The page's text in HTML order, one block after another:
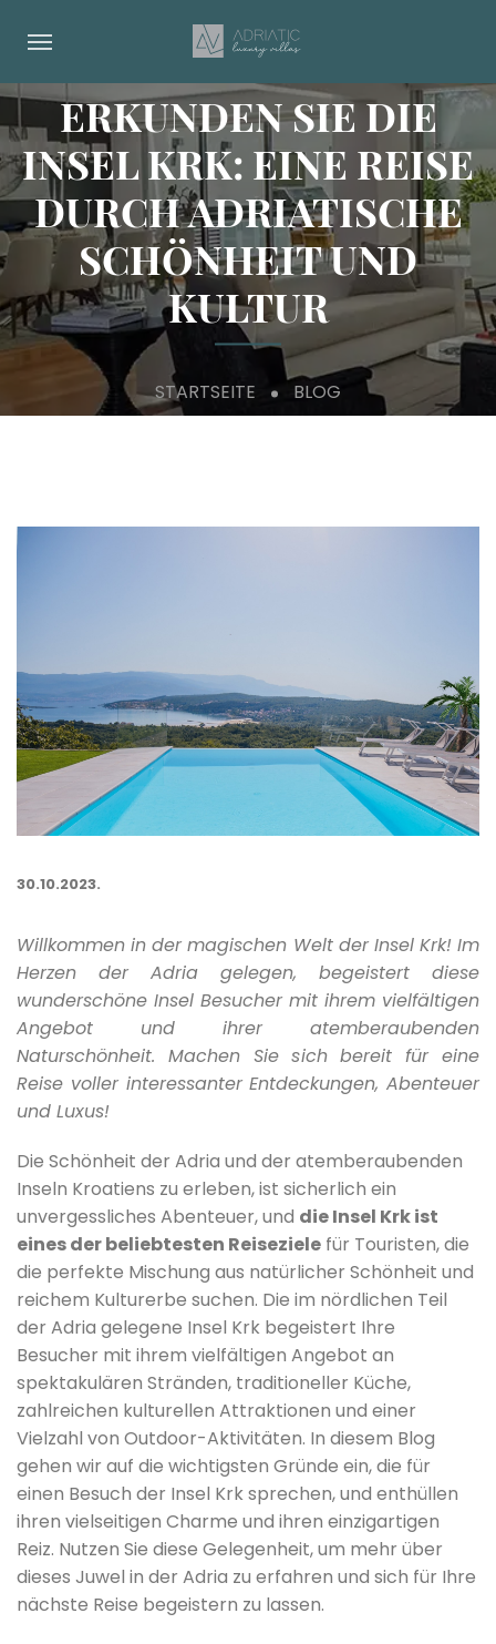
ERKUNDEN SIE DIE
INSEL KRK: EINE REISE
DURCH ADRIATISCHE
SCHÖNHEIT UND
KULTUR
STARTSEITE BLOG
30.10.2023.
Willkommen in der magischen Welt der Insel Krk! Im
Herzen der Adria gelegen, begeistert diese
wunderschöne Insel Besucher mit ihrem vielfältigen
Angebot und ihrer atemberaubenden
Naturschönheit. Machen Sie sich bereit für eine
Reise voller interessanter Entdeckungen, Abenteuer
und Luxus!
Die Schönheit der Adria und der atemberaubenden
Inseln Kroatiens zu erleben, ist sicherlich ein
unvergessliches Abenteuer, und die Insel Krk ist
eines der beliebtesten Reiseziele für Touristen, die
die perfekte Mischung aus natürlicher Schönheit und
reichem Kulturerbe suchen. Die im nördlichen Teil
der Adria gelegene Insel Krk begeistert Ihre
Besucher mit ihrem vielfältigen Angebot an
spektakulären Stränden, traditioneller Küche,
zahlreichen kulturellen Attraktionen und einer
Vielzahl von Outdoor-Aktivitäten. In diesem Blog
gehen wir auf die wichtigsten Gründe ein, die für
einen Besuch der Insel Krk sprechen, und enthüllen
ihren vielseitigen Charme und ihren einzigartigen
Reiz. Nutzen Sie diese Gelegenheit, um mehr über
dieses Juwel in der Adria zu erfahren und sich für Ihre
nächste Reise begeistern zu lassen.